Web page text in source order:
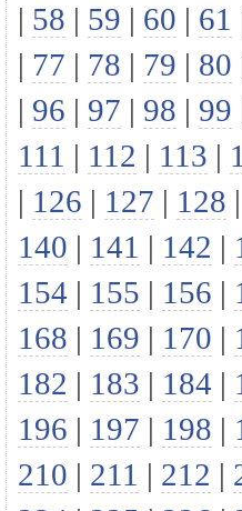
| 58 | 59 | 60 | 61
| 77 | 78 | 79 | 80
| 96 | 97 | 98 | 99
111 | 112 | 113 |
| 126 | 127 | 128 |
140 | 141 | 142 |
154 | 155 | 156 |
168 | 169 | 170 |
182 | 183 | 184 |
196 | 197 | 198 |
210 | 211 | 212 |